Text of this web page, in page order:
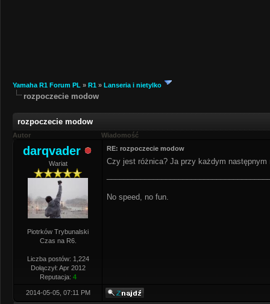
Yamaha R1 Forum PL » R1 » Lanseria i nietylko
rozpoczecie modow
rozpoczecie modow
Autor Wiadomość
darqvader
Wariat
Piotrków Trybunalski
Czas na R6.
Liczba postów: 1,224
Dołączył: Apr 2012
Reputacja: 4
RE: rozpoczecie modow
Czy jest różnica? Ja przy każdym
No speed, no fun.
2014-05-05, 07:11 PM